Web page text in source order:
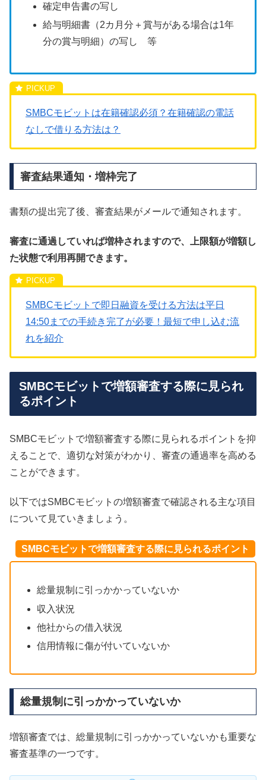
確定申告書の写し
給与明細書（2カ月分＋賞与がある場合は1年
分の賞与明細）の写し 等
SMBCモビットは在籍確認必須？在籍確認の電話
なしで借りる方法は？
審査結果通知・増枠完了
書類の提出完了後、審査結果がメールで通知されます。
審査に通過していれば増枠されますので、上限額が増額し
た状態で利用再開できます。
SMBCモビットで即日融資を受ける方法は平日
14:50までの手続き完了が必要！最短で申し込む流
れを紹介
SMBCモビットで増額審査する際に見られ
るポイント
SMBCモビットで増額審査する際に見られるポイントを抑
えることで、適切な対策がわかり、審査の通過率を高める
ことができます。
以下ではSMBCモビットの増額審査で確認される主な項目
について見ていきましょう。
SMBCモビットで増額審査する際に見られるポイント
総量規制に引っかかっていないか
収入状況
他社からの借入状況
信用情報に傷が付いていないか
総量規制に引っかかっていないか
増額審査では、総量規制に引っかかっていないかも重要な
審査基準の一つです。